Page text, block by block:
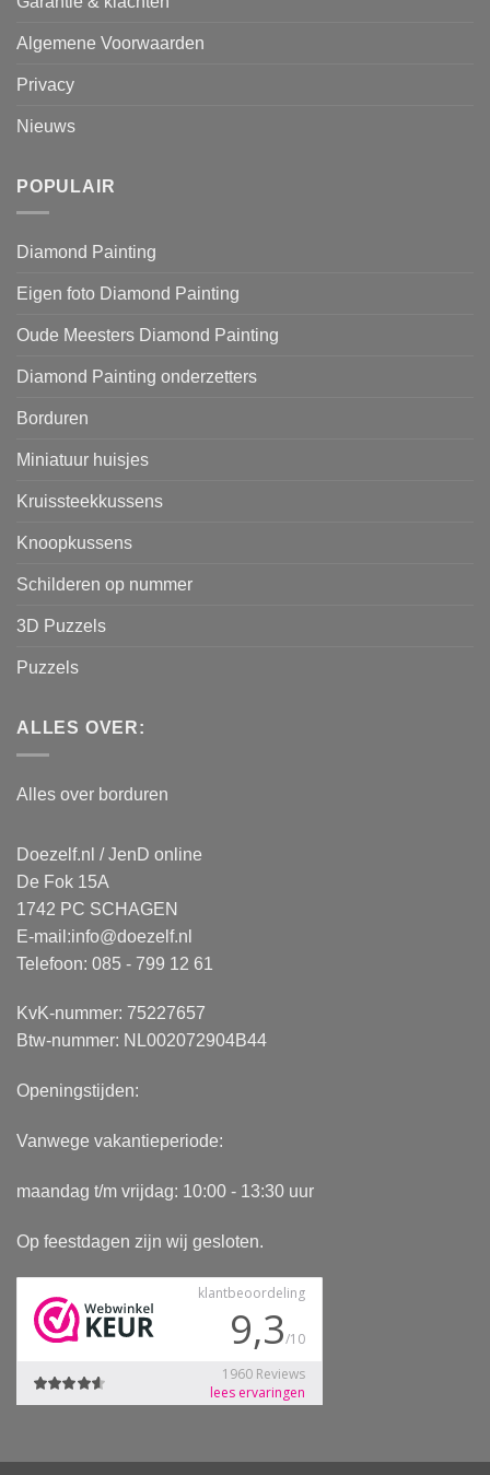
Algemene Voorwaarden
Privacy
Nieuws
POPULAIR
Diamond Painting
Eigen foto Diamond Painting
Oude Meesters Diamond Painting
Diamond Painting onderzetters
Borduren
Miniatuur huisjes
Kruissteekkussens
Knoopkussens
Schilderen op nummer
3D Puzzels
Puzzels
ALLES OVER:
Alles over borduren
Doezelf.nl / JenD online
De Fok 15A
1742 PC SCHAGEN
E-mail:info@doezelf.nl
Telefoon: 085 - 799 12 61
KvK-nummer: 75227657
Btw-nummer: NL002072904B44
Openingstijden:
Vanwege vakantieperiode:
maandag t/m vrijdag: 10:00 - 13:30 uur
Op feestdagen zijn wij gesloten.